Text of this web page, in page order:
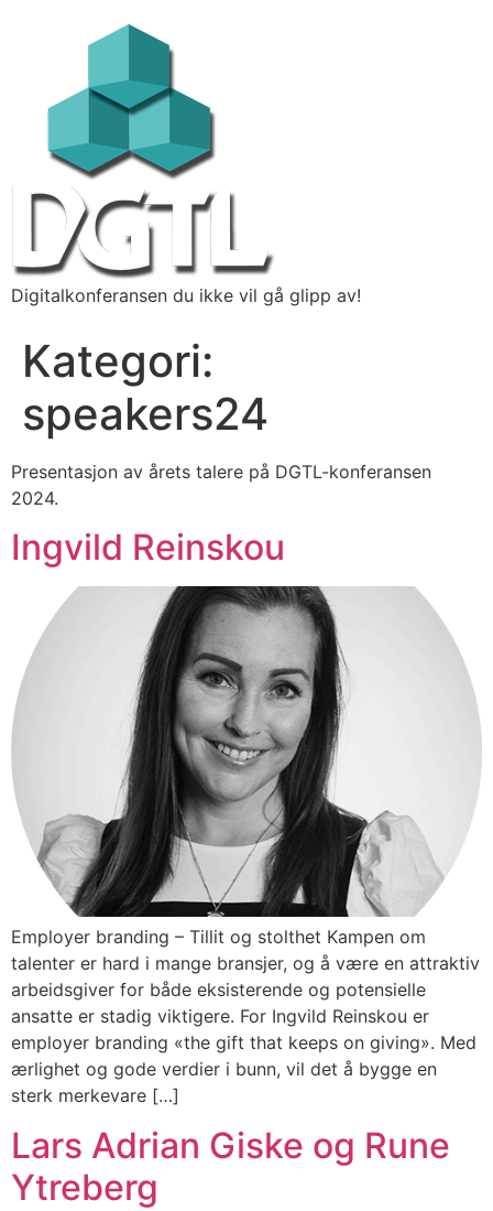
Digitalkonferansen du ikke vil gå glipp av!
Kategori:
speakers24
Presentasjon av årets talere på DGTL-konferansen
2024.
Ingvild Reinskou
Employer branding – Tillit og stolthet Kampen om
talenter er hard i mange bransjer, og å være en attraktiv
arbeidsgiver for både eksisterende og potensielle
ansatte er stadig viktigere. For Ingvild Reinskou er
employer branding «the gift that keeps on giving». Med
ærlighet og gode verdier i bunn, vil det å bygge en
sterk merkevare […]
Lars Adrian Giske og Rune
Ytreberg